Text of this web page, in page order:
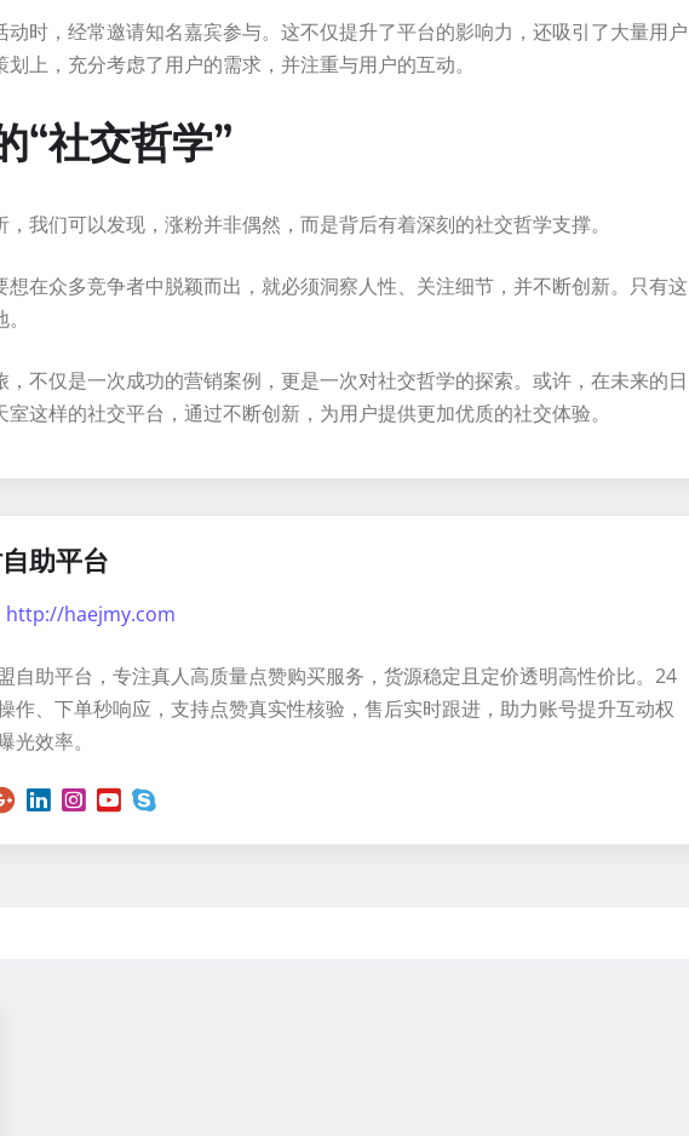
时，经常邀请知名嘉宾参与。这不仅提升了平台的影响力，还吸引了大量用户
上，充分考虑了用户的需求，并注重与用户的互动。
“社交哲学”
我们可以发现，涨粉并非偶然，而是背后有着深刻的社交哲学支撑。
在众多竞争者中脱颖而出，就必须洞察人性、关注细节，并不断创新。只有这
不仅是一次成功的营销案例，更是一次对社交哲学的探索。或许，在未来的日
这样的社交平台，通过不断创新，为用户提供更加优质的社交体验。
助平台
http://haejmy.com
自助平台，专注真人高质量点赞购买服务，货源稳定且定价透明高性价比。24
作、下单秒响应，支持点赞真实性核验，售后实时跟进，助力账号提升互动权
光效率。